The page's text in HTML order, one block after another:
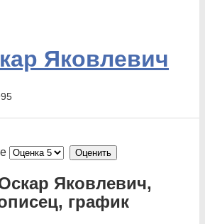
Яковлевич
Яковлевич,
график